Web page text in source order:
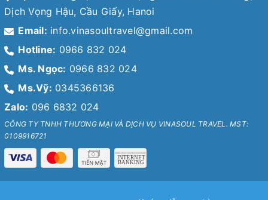
Dịch Vọng Hậu, Cầu Giấy, Hanoi
Email: info.vinasoultravel@gmail.com
Hotline: 0966 832 024
Ms. Ngọc: 0966 832 024
Ms.Vỹ: 0345366136
Zalo: 096 6832 024
CÔNG TY TNHH THƯƠNG MẠI VÀ DỊCH VỤ VINASOUL TRAVEL. MST:
0109916721